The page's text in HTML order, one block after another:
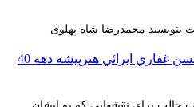
بنویسید محمدرضا شاه پهلوی
حسن غفاري ايرائي هنرپيشه دهه 40
جالب برای نقشهایی که به ایشان